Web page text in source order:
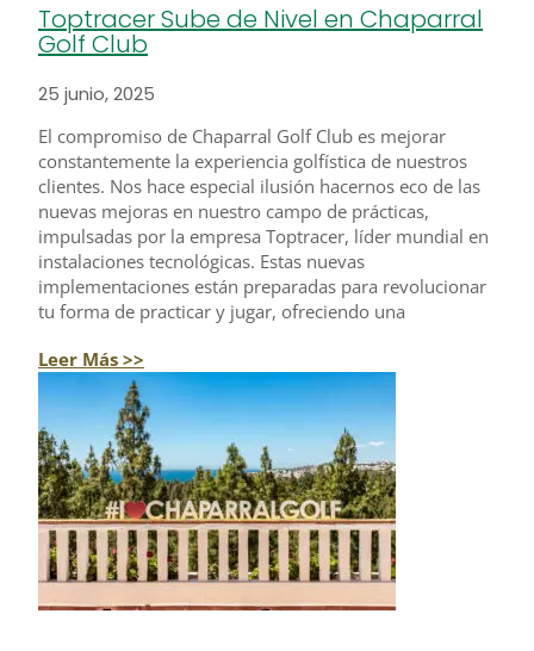
Toptracer Sube de Nivel en Chaparral
Golf Club
25 junio, 2025
El compromiso de Chaparral Golf Club es mejorar
constantemente la experiencia golfística de nuestros
clientes. Nos hace especial ilusión hacernos eco de las
nuevas mejoras en nuestro campo de prácticas,
impulsadas por la empresa Toptracer, líder mundial en
instalaciones tecnológicas. Estas nuevas
implementaciones están preparadas para revolucionar
tu forma de practicar y jugar, ofreciendo una
Leer Más >>